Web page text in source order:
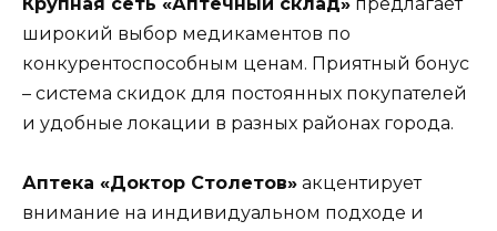
широкий выбор медикаментов по
конкурентоспособным ценам. Приятный бонус
– система скидок для постоянных покупателей
и удобные локации в разных районах города.
Аптека «Доктор Столетов» акцентирует
внимание на индивидуальном подходе и